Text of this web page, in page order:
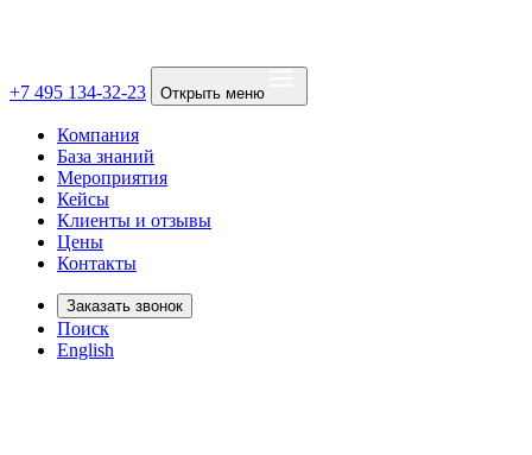
+7 495 134-32-23 Открыть меню
Компания
База знаний
Мероприятия
Кейсы
Клиенты и отзывы
Цены
Контакты
Заказать звонок
Поиск
English